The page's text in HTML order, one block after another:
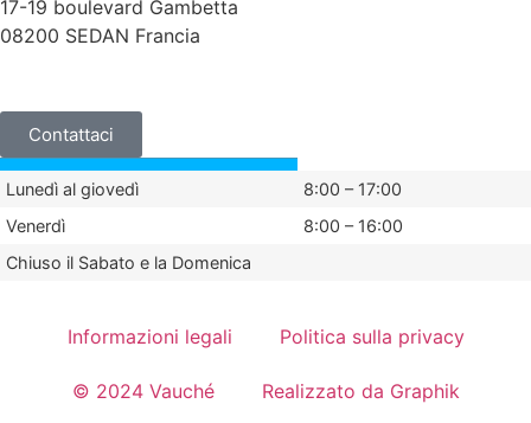
17-19 boulevard Gambetta
08200 SEDAN Francia
Contattaci
Lunedì al giovedì
8:00 – 17:00
Venerdì
8:00 – 16:00
Chiuso il Sabato e la Domenica
Informazioni legali Politica sulla privacy
© 2024 Vauché Realizzato da Graphik